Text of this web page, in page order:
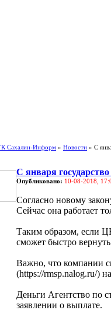
Сахалин-Информ » Новости » С
С января
Опубликовано: 10-08-2018,
Согласно новому
Сейчас она работает
Таким образом, если
сможет быстро
Важно, что компании
(https://rmsp.nalog.ru/)
Деньги Агентство по
заявлении о выплате.